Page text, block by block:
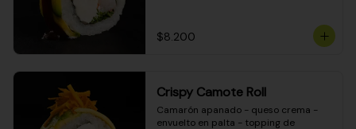
$8.200
Crispy Camote Roll
Camarón apanado - queso crema -
envuelto en palta - topping de